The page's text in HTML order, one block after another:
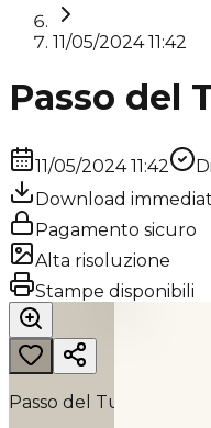
11/05/2024 11:42
Passo del
11/05/2024 11:42
Download
Pagamento sicuro
Alta risoluzione
Stampe disponibili
Passo del Turchino